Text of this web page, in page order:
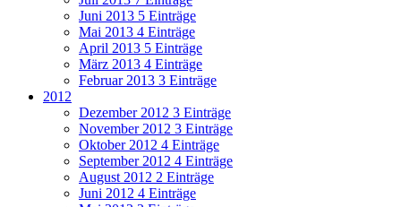
Juni 2013 5 Einträge
Mai 2013 4 Einträge
April 2013 5 Einträge
März 2013 4 Einträge
Februar 2013 3 Einträge
2012
Dezember 2012 3 Einträge
November 2012 3 Einträge
Oktober 2012 4 Einträge
September 2012 4 Einträge
August 2012 2 Einträge
Juni 2012 4 Einträge